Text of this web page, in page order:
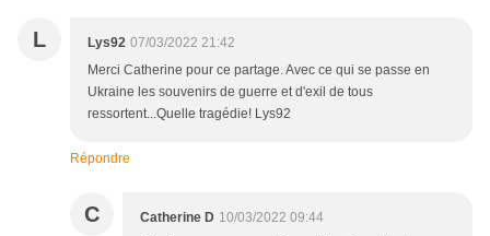
L Lys92 07/03/2022 21:42
Merci Catherine pour ce partage. Avec ce qui se passe en
Ukraine les souvenirs de guerre et d'exil de tous
ressortent...Quelle tragédie! Lys92
Répondre
C Catherine D 10/03/2022 09:44